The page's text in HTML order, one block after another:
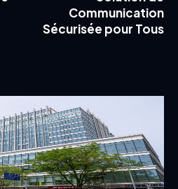
Communication
Sécurisée pour Tous